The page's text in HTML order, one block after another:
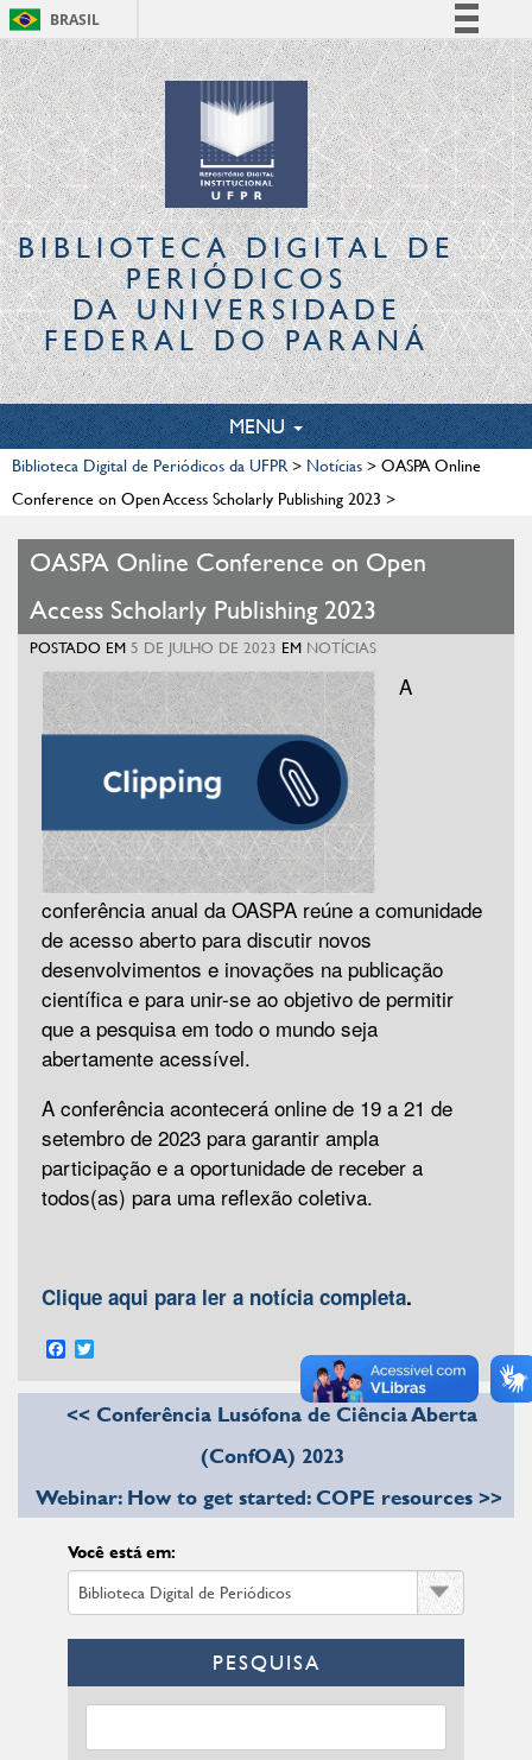
BRASIL
Simplifique!
Comunica BR
Participe
Acesso à informação
Legislação
Canais
BIBLIOTECA DIGITALDE
PERIÓDICOS
DA UNIVERSIDADE
FEDERAL DO PARANÁ
TOGGLE
NAVIGATION
MENU
Biblioteca Digital de Periódicos da UFPR> Notícias>OASPA Online
Conference on Open Access Scholarly Publishing 2023 >
OASPA Online Conference on Open
Access Scholarly Publishing 2023
POSTADO EM 5 DE JULHO DE 2023 EM NOTÍCIAS
A
conferência anual da OASPA reúne a comunidade
de acesso aberto para discutir novos
desenvolvimentos e inovações na publicação
científica e para unir-se ao objetivo de permitir
que a pesquisa em todo o mundo seja
abertamente acessível.
A conferência acontecerá online de 19 a 21 de
setembro de 2023 para garantir ampla
participação e a oportunidade de receber a
todos(as) para uma reflexão coletiva.
Clique aqui para ler a notícia completa.
Facebook
<< Conferência Lusófona de Ciência Aberta
(ConfOA) 2023
Webinar: How to get started: COPE resources >>
Você está em:
PESQUISA